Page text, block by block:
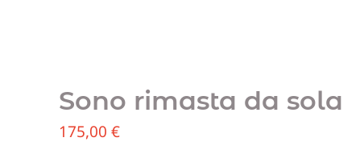
Sono rimasta da sola
175,00€